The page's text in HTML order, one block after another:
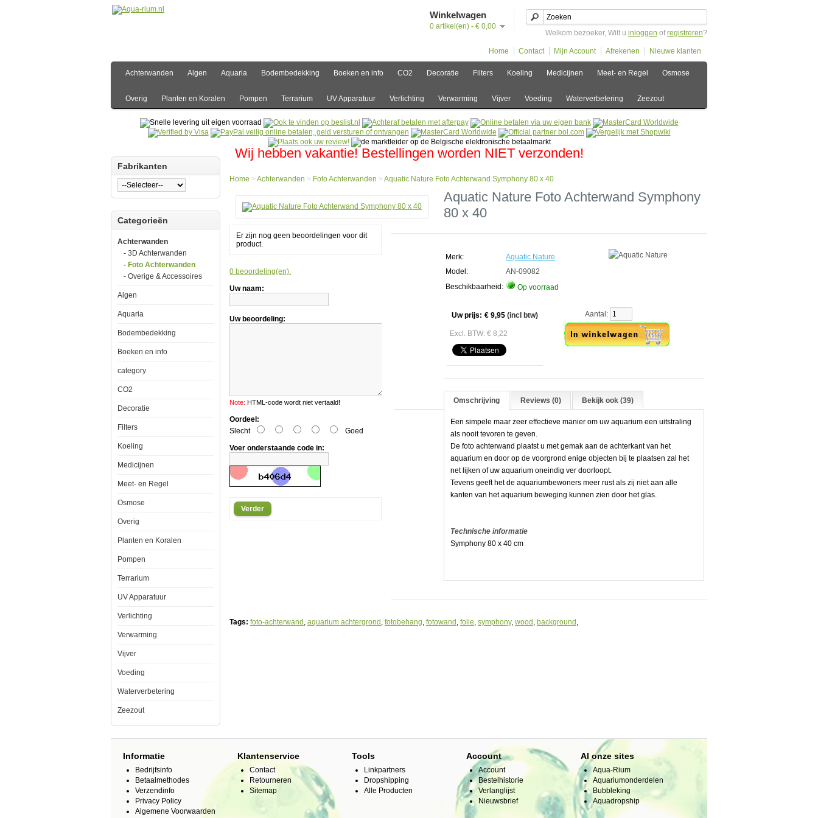
Winkelwagen
0 artikel(en) - € 0,00
Welkom bezoeker, Wilt u inloggen ofregistreren?
Home Contact Mijn Account Afrekenen Nieuwe klanten
Achterwanden Algen Aquaria Bodembedekking Boeken en info CO2 Decoratie Filters Koeling Medicijnen Meet- en Regel Osmose
Overig Planten en Koralen Pompen Terrarium UV Apparatuur Verlichting Verwarming Vijver Voeding Waterverbetering Zeezout
Wij hebben vakantie! Bestellingen worden NIET verzonden!
Fabrikanten
Categorieën
Achterwanden
- 3D Achterwanden
- Foto Achterwanden
- Overige & Accessoires
Algen
Aquaria
Bodembedekking
Boeken en info
category
CO2
Decoratie
Filters
Koeling
Medicijnen
Meet- en Regel
Osmose
Overig
Planten en Koralen
Pompen
Terrarium
UV Apparatuur
Verlichting
Verwarming
Vijver
Voeding
Waterverbetering
Zeezout
Achterwanden
Achterwanden
Aquatic
Achterwand
80
40
Achterwand
Symphony
80
x
40
simpele
maar
zeer
geven.
en
de
voorgrond
enige
objecten
Home > Achterwanden > Foto Achterwanden > Aquatic Nature Foto Achterwand Symphony 80 x 40
Er zijn nog geen beoordelingen voor dit
product.
0 beoordeling(en).
Uw naam:
Uw beoordeling:
Note: HTML-code wordt niet vertaald!
Oordeel:
Slecht
Goed
Voer onderstaande code in:
Verder
Aquatic Nature Foto Achterwand Symphony
80 x 40
Merk:
Aquatic Nature
Model:
AN-09082
Beschikbaarheid:
Op voorraad
Uw prijs: € 9,95 (incl btw)
Excl. BTW: € 8,22
Aantal:
Omschrijving Reviews (0) Bekijk ook (39)
Een simpele maar zeer effectieve manier om uw aquarium een uitstraling
als nooit tevoren te geven.
De foto achterwand plaatst u met gemak aan de achterkant van het
aquarium en door op de voorgrond enige objecten bij te plaatsen zal het
net lijken of uw aquarium oneindig ver doorloopt.
Tevens geeft het de aquariumbewoners meer rust als zij niet aan alle
kanten van het aquarium beweging kunnen zien door het glas.
Technische informatie
Symphony 80 x 40 cm
Tags: foto-achterwand , aquarium achtergrond , fotobehang, fotowand , folie, symphony, wood , background ,
Informatie
Bedrijfsinfo
Betaalmethodes
Verzendinfo
Privacy Policy
Algemene Voorwaarden
Klantenservice
Contact
Retourneren
Sitemap
Tools
Linkpartners
Dropshipping
Alle Producten
Account
Account
Bestelhistorie
Verlanglijst
Nieuwsbrief
Al onze sites
Aqua-Rium
Aquariumonderdelen
Bubbleking
Aquadropship